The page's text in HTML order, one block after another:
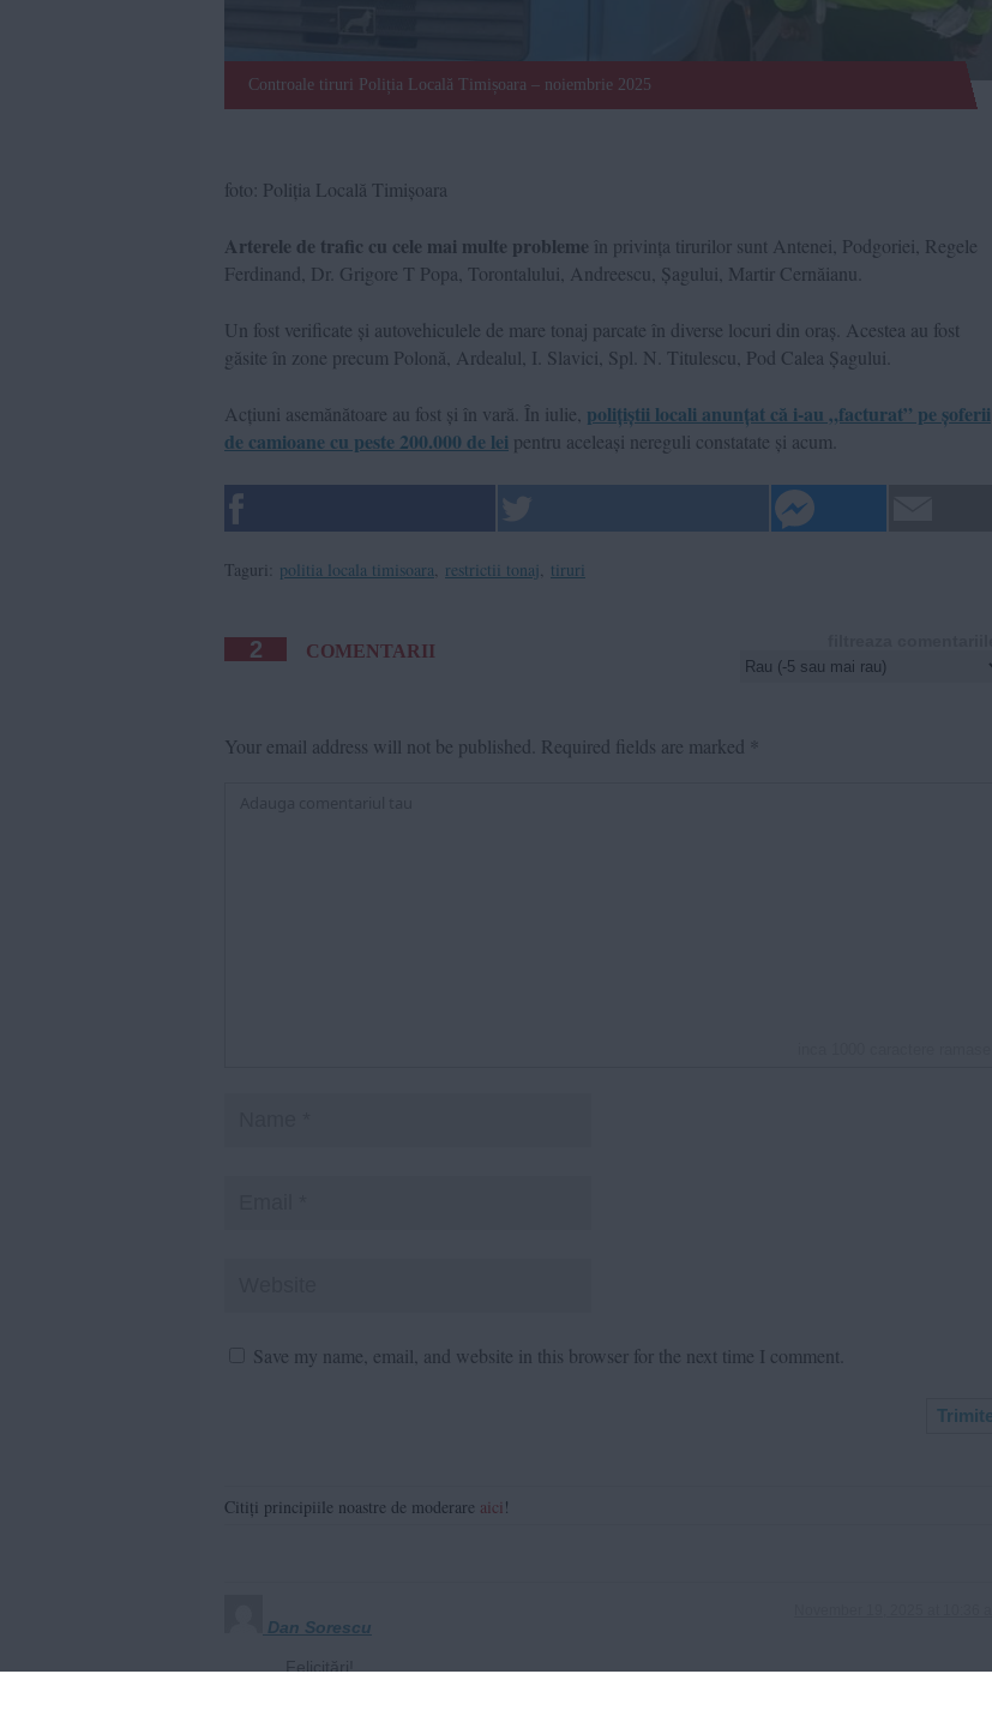
Controale tiruri Poliția Locală Timișoara – noiembrie 2025
foto: Poliția Locală Timișoara
Arterele de trafic cu cele mai multe probleme în privința tirurilor sunt Antenei, Podgoriei, Regele
Ferdinand, Dr. Grigore T Popa, Torontalului, Andreescu, Șagului, Martir Cernăianu.
Un fost verificate și autovehiculele de mare tonaj parcate în diverse locuri din oraș. Acestea au fost
găsite în zone precum Polonă, Ardealul, I. Slavici, Spl. N. Titulescu, Pod Calea Șagului.
Acțiuni asemănătoare au fost și în vară. În iulie, polițiștii locali anunțat că i-au „facturat” pe șoferii
de camioane cu peste 200.000 de lei pentru aceleași nereguli constatate și acum.
Taguri: politia locala timisoara, restrictii tonaj, tiruri
2 COMENTARII
Your email address will not be published. Required fields are marked *
Save my name, email, and website in this browser for the next time I comment.
Citiți principiile noastre de moderare aici!
Dan Sorescu
Felicitări!